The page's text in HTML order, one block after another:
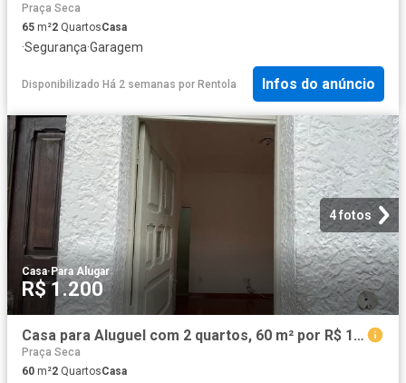
Praça Seca
65 m²2 QuartosCasa
·Segurança·Garagem
Disponibilizado Há 2 semanas por Rentola Infos do anúncio
4 fotos
Casa·Para Alugar
R$ 1.200
Casa para Aluguel com 2 quartos, 60 m² por R$ 1.200
Praça Seca
60 m²2 QuartosCasa